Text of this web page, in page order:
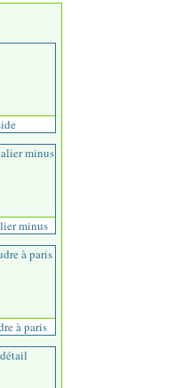
minus
à paris